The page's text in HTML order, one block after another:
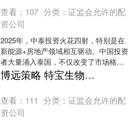
查看： 107 分类：证监会允许的配
资公司
2025年，中泰投资火花四射，特别是在
新能源+房地产领域相互驱动。中国投资
者大量涌入泰国，不仅改变了市场格
局，还为国内外投资者带来了前所未有
的机会。 1️⃣ 中....
博远策略 特宝生物现2笔大宗交易 总成交金额447.26万元
查看： 111 分类：证监会允许的配
资公司